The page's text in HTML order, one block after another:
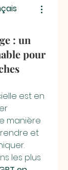
: un
pour
est en
manière
et
les plus